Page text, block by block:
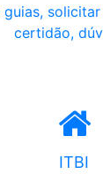
guias,
certidão,
ITBI